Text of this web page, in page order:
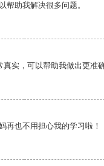
帮助我解决很多问题。
实，可以帮助我做出更准确
再也不用担心我的学习啦！